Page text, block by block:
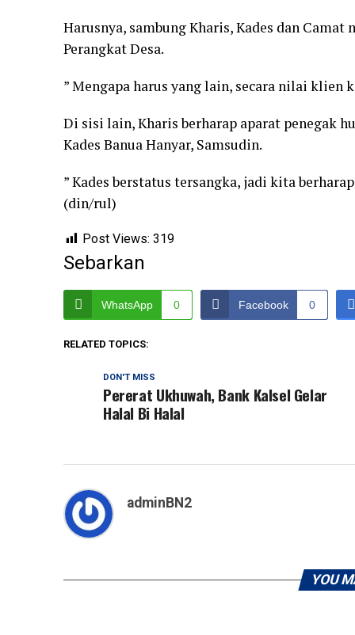
Harusnya, sambung Kharis, Kades dan
Perangkat Desa.
” Mengapa harus yang lain, secara nilai klien
Di sisi lain, Kharis berharap aparat penegak
Kades Banua Hanyar, Samsudin.
” Kades berstatus tersangka, jadi kita
(din/rul)
Post Views: 319
Sebarkan
WhatsApp 0 Facebook 0
RELATED TOPICS:
DON'T MISS
Pererat Ukhuwah, Bank Kalsel Gelar
Halal Bi Halal
adminBN2
YOU